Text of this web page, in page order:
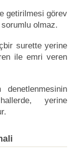
getirilmesi görev
olmaz.
surette yerine
ile emri veren
yerine